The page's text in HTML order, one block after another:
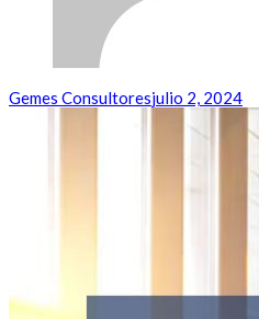
Gemes Consultoresjulio 2, 2024